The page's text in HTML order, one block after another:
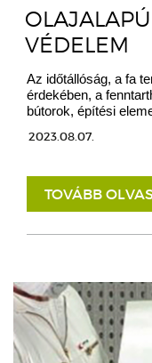
VÉDELEM
Az időtállóság, a fa
érdekében, a
bútorok, építési
2023.08.07.
TOVÁBB